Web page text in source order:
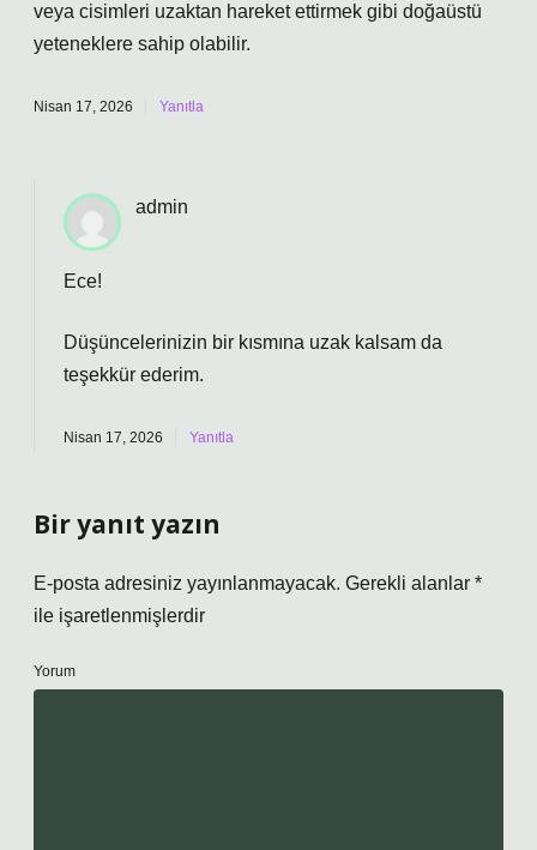
veya cisimleri uzaktan hareket ettirmek gibi doğaüstü
yeteneklere sahip olabilir.
Nisan 17, 2026 Yanıtla
admin
Ece!
Düşüncelerinizin bir kısmına uzak kalsam da
teşekkür ederim.
Nisan 17, 2026 Yanıtla
Bir yanıt yazın
E-posta adresiniz yayınlanmayacak. Gerekli alanlar *
ile işaretlenmişlerdir
Yorum